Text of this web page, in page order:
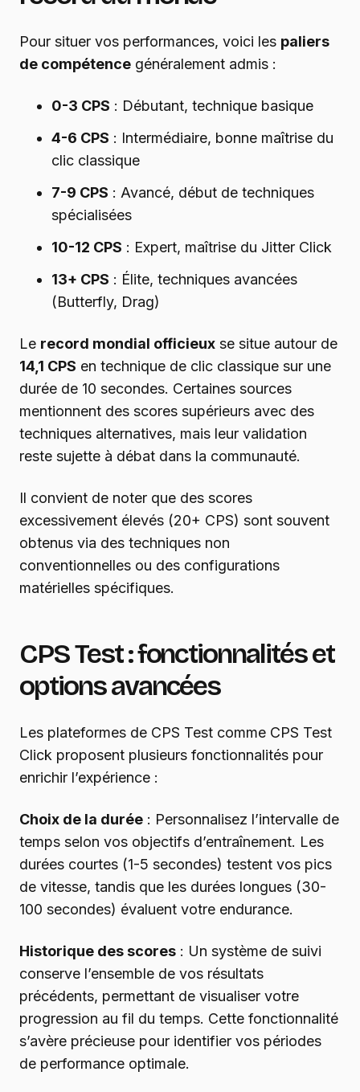
Pour situer vos performances, voici les paliers
de compétence généralement admis :
0-3 CPS : Débutant, technique basique
4-6 CPS : Intermédiaire, bonne maîtrise du
clic classique
7-9 CPS : Avancé, début de techniques
spécialisées
10-12 CPS : Expert, maîtrise du Jitter Click
13+ CPS : Élite, techniques avancées
(Butterfly, Drag)
Le record mondial officieux se situe autour de
14,1 CPS en technique de clic classique sur une
durée de 10 secondes. Certaines sources
mentionnent des scores supérieurs avec des
techniques alternatives, mais leur validation
reste sujette à débat dans la communauté.
Il convient de noter que des scores
excessivement élevés (20+ CPS) sont souvent
obtenus via des techniques non
conventionnelles ou des configurations
matérielles spécifiques.
CPS Test : fonctionnalités et
options avancées
Les plateformes de CPS Test comme CPS Test
Click proposent plusieurs fonctionnalités pour
enrichir l’expérience :
Choix de la durée : Personnalisez l’intervalle de
temps selon vos objectifs d’entraînement. Les
durées courtes (1-5 secondes) testent vos pics
de vitesse, tandis que les durées longues (30-
100 secondes) évaluent votre endurance.
Historique des scores : Un système de suivi
conserve l’ensemble de vos résultats
précédents, permettant de visualiser votre
progression au fil du temps. Cette fonctionnalité
s’avère précieuse pour identifier vos périodes
de performance optimale.